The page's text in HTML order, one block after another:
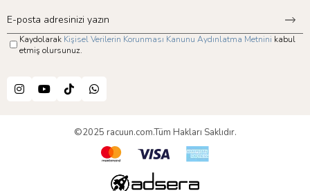
Kaydolarak Kişisel Verilerin Korunması Kanunu Aydınlatma Metnini kabul
etmiş olursunuz.
©2025 racuun.com.Tüm Hakları Saklıdır.